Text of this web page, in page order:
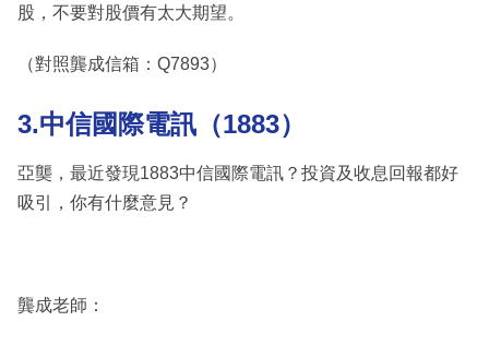
股，不要對股價有太大期望。
（對照龔成信箱：Q7893）
3.中信國際電訊（1883）
亞龑，最近發現1883中信國際電訊？投資及收息回報都好
吸引，你有什麼意見？
龔成老師：